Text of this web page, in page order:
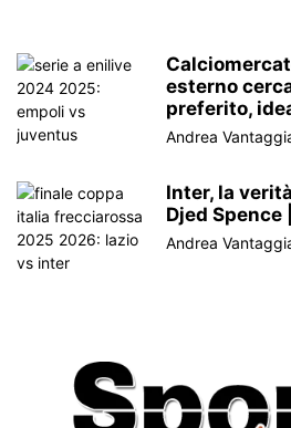
esterno
preferito,
Andrea
Inter, la
Djed Spence
Andrea